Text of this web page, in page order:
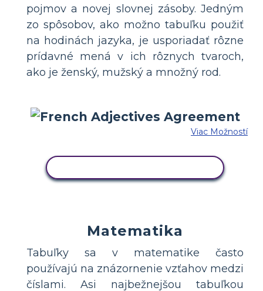
pojmov a novej slovnej zásoby. Jedným
zo spôsobov, ako možno tabuľku použiť
na hodinách jazyka, je usporiadať rôzne
prídavné mená v ich rôznych tvaroch,
ako je ženský, mužský a množný rod.
Viac Možností
Matematika
Tabuľky sa v matematike často
používajú na znázornenie vzťahov medzi
číslami. Asi najbežnejšou tabuľkou